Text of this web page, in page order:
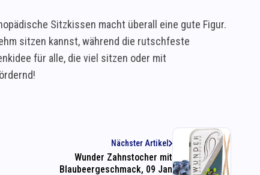
Sitzkissen macht überall eine gute Figur.
sitzen kannst, während die rutschfeste
für alle, die viel sitzen oder mit
Nächster Artikel
Wunder Zahnstocher mit
Blaubeergeschmack, 09 Jan